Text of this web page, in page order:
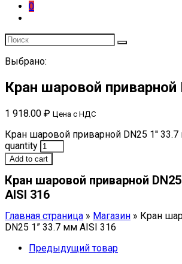
0
Выбрано:
Кран шаровой приварной
1 918.00 ₽ Цена с НДС
Кран шаровой приварной DN25 1''
quantity
Add to cart
Кран шаровой приварной
AISI 316
Главная страница » Магазин » Кран
DN25 1” 33.7 мм AISI 316
Предыдущий товар